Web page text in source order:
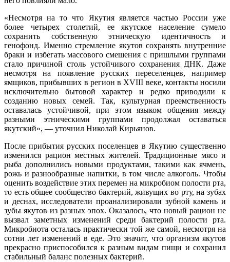
«Несмотря на то что Якутия является частью России уже
более четырех столетий, ее якутское население сумело
сохранить собственную этническую идентичность и
генофонд. Именно стремление якутов сохранять внутренние
браки и избегать массового смешения с пришлыми группами
стало причиной столь устойчивого сохранения ДНК. Даже
несмотря на появление русских переселенцев, например
ямщиков, прибывших в регион в XVIII веке, контакты носили
исключительно бытовой характер и редко приводили к
созданию новых семей. Так, культурная преемственность
оставалась устойчивой, при этом языком общения между
разными этническими группами продолжал оставаться
якутский», — уточнил Николай Кирьянов.
После прибытия русских поселенцев в Якутию существенно
изменился рацион местных жителей. Традиционные мясо и
рыба дополнились новыми продуктами, такими как ячмень,
рожь и разнообразные напитки, в том числе алкоголь. Чтобы
оценить воздействие этих перемен на микробиом полости рта,
то есть общее сообщество бактерий, живущих во рту, на зубах
и деснах, исследователи проанализировали зубной камень и
зубы якутов из разных эпох. Оказалось, что новый рацион не
вызвал заметных изменений среди бактерий полости рта.
Микробиота осталась практически той же самой, несмотря на
сотни лет изменений в еде. Это значит, что организм якутов
прекрасно приспособился к разным видам пищи и сохранил
стабильный баланс полезных бактерий.